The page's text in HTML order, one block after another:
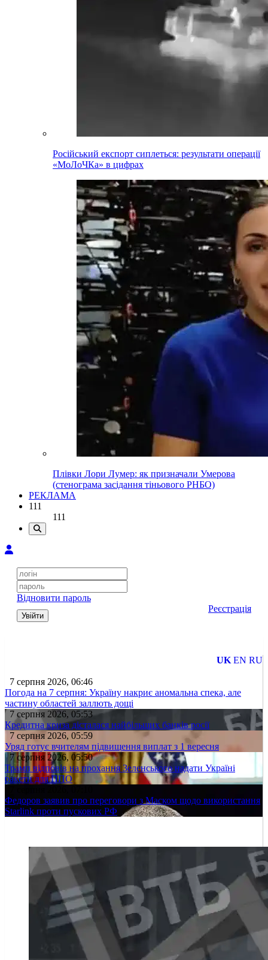
Російський експорт сиплеться: результати операції
«МоЛоЧКа» в цифрах
Плівки Лори Лумер: як призначали Умерова
(стенограма засідання тіньового РНБО)
РЕКЛАМА
111
111
Відновити пароль
Увійти
Реєстрація
UK EN RU
7 серпня 2026, 06:46
Погода на 7 серпня: Україну накриє аномальна спека, але
частину областей заллють дощі
7 серпня 2026, 05:53
Кредитна криза дісталася найбільших банків росії
7 серпня 2026, 05:59
Уряд готує вчителям підвищення виплат з 1 вересня
7 серпня 2026, 05:50
Трамп відповів на прохання Зеленського надати Україні
ракети для ППО
Федоров заявив про переговори з Маском щодо використання
Starlink проти пускових РФ